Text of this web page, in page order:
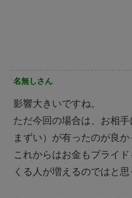
名無しさん
影響大きいですね。
ただ今回の場合は、お相
まずい）が有ったのが良か
これからはお金もプライ
くる人が増えるのではと思